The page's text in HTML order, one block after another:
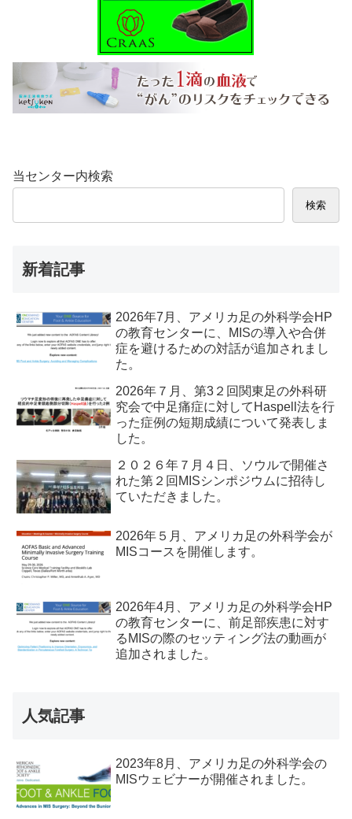
当センター内検索
検索
新着記事
2026年7月、アメリカ足の外科学会HP
の教育センターに、MISの導入や合併
症を避けるための対話が追加されまし
た。
2026年７月、第3２回関東足の外科研
究会で中足痛症に対してHaspell法を行
った症例の短期成績について発表しま
した。
２０２６年７月４日、ソウルで開催さ
れた第２回MISシンポジウムに招待し
ていただきました。
2026年５月、アメリカ足の外科学会が
MISコースを開催します。
2026年4月、アメリカ足の外科学会HP
の教育センターに、前足部疾患に対す
るMISの際のセッティング法の動画が
追加されました。
人気記事
2023年8月、アメリカ足の外科学会の
MISウェビナーが開催されました。